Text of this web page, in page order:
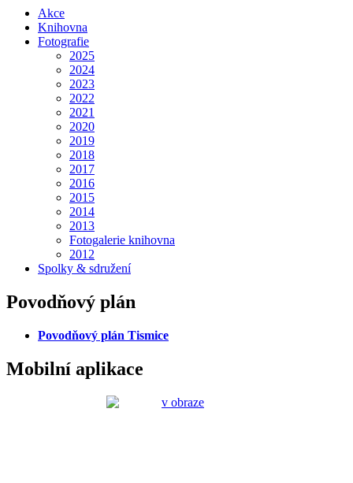
Akce
Knihovna
Fotografie
2025
2024
2023
2022
2021
2020
2019
2018
2017
2016
2015
2014
2013
Fotogalerie knihovna
2012
Spolky & sdružení
Povodňový plán
Povodňový plán Tismice
Mobilní aplikace